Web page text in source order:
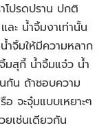
โปรดปราน ปกติ
ะ น้ำจิ้มงาเท่านั้น
จิ้มให้มีความหลาก
มสุกี้ น้ำจิ้มแจ๋ว น้ำ
กัน ถ้าชอบความ
อ จะจุ๋มแบบเหยาะๆ
ยเช่นเดียวกัน